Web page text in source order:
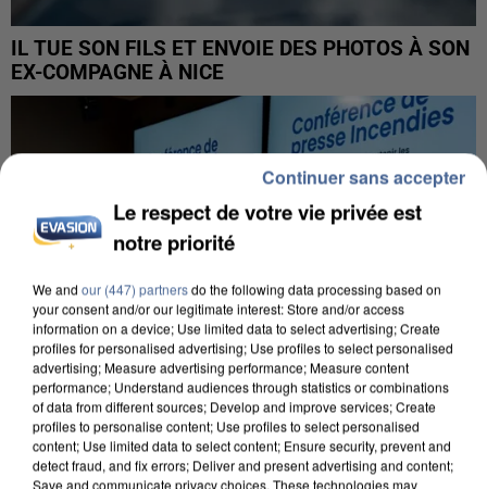
IL TUE SON FILS ET ENVOIE DES PHOTOS À SON
EX-COMPAGNE À NICE
INCENDIES : L’ÎLE-DE-FRANCE LANCE UN ÉLAN
Le respect de votre vie privée est
notre priorité
We and our (447) partnersdo the following data processing based on
your consent and/or our legitimate interest: Store and/or access
information on a device; Use limited data to select advertising; Create
profiles for personalised advertising; Use profiles to select personalised
advertising; Measure advertising performance; Measure content
performance; Understand audiences through statistics or combinations
of data from different sources; Develop and improve services; Create
profiles to personalise content; Use profiles to select personalised
content; Use limited data to select content; Ensure security, prevent and
detect fraud, and fix errors; Deliver and present advertising and content;
Save and communicate privacy choices. These technologies may
Continuer sans accepter